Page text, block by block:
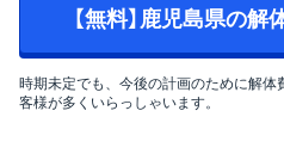
【無料】鹿児島県の
時期未定でも、今後の計画のために解
客様が多くいらっしゃいます。